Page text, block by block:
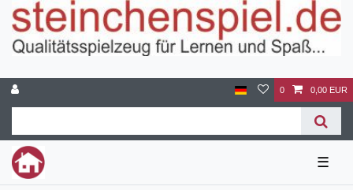
0 0,00 EUR
☰